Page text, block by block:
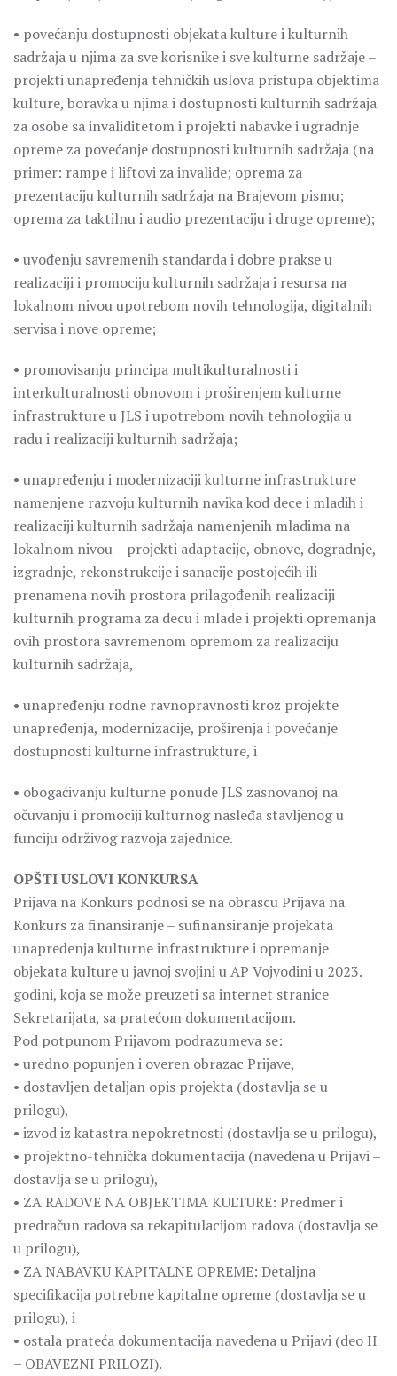
• povećanju dostupnosti objekata kulture i kulturnih
sadržaja u njima za sve korisnike i sve kulturne sadržaje –
projekti unapređenja tehničkih uslova pristupa objektima
kulture, boravka u njima i dostupnosti kulturnih sadržaja
za osobe sa invaliditetom i projekti nabavke i ugradnje
opreme za povećanje dostupnosti kulturnih sadržaja (na
primer: rampe i liftovi za invalide; oprema za
prezentaciju kulturnih sadržaja na Brajevom pismu;
oprema za taktilnu i audio prezentaciju i druge opreme);
• uvođenju savremenih standarda i dobre prakse u
realizaciji i promociju kulturnih sadržaja i resursa na
lokalnom nivou upotrebom novih tehnologija, digitalnih
servisa i nove opreme;
• promovisanju principa multikulturalnosti i
interkulturalnosti obnovom i proširenjem kulturne
infrastrukture u JLS i upotrebom novih tehnologija u
radu i realizaciji kulturnih sadržaja;
• unapređenju i modernizaciji kulturne infrastrukture
namenjene razvoju kulturnih navika kod dece i mladih i
realizaciji kulturnih sadržaja namenjenih mladima na
lokalnom nivou – projekti adaptacije, obnove, dogradnje,
izgradnje, rekonstrukcije i sanacije postojećih ili
prenamena novih prostora prilagođenih realizaciji
kulturnih programa za decu i mlade i projekti opremanja
ovih prostora savremenom opremom za realizaciju
kulturnih sadržaja,
• unapređenju rodne ravnopravnosti kroz projekte
unapređenja, modernizacije, proširenja i povećanje
dostupnosti kulturne infrastrukture, i
• obogaćivanju kulturne ponude JLS zasnovanoj na
očuvanju i promociji kulturnog nasleđa stavljenog u
funciju održivog razvoja zajednice.
OPŠTI USLOVI KONKURSA
Prijava na Konkurs podnosi se na obrascu Prijava na
Konkurs za finansiranje – sufinansiranje projekata
unapređenja kulturne infrastrukture i opremanje
objekata kulture u javnoj svojini u AP Vojvodini u 2023.
godini, koja se može preuzeti sa internet stranice
Sekretarijata, sa pratećom dokumentacijom.
Pod potpunom Prijavom podrazumeva se:
• uredno popunjen i overen obrazac Prijave,
• dostavljen detaljan opis projekta (dostavlja se u
prilogu),
• izvod iz katastra nepokretnosti (dostavlja se u prilogu),
• projektno-tehnička dokumentacija (navedena u Prijavi –
dostavlja se u prilogu),
• ZA RADOVE NA OBJEKTIMA KULTURE: Predmer i
predračun radova sa rekapitulacijom radova (dostavlja se
u prilogu),
• ZA NABAVKU KAPITALNE OPREME: Detaljna
specifikacija potrebne kapitalne opreme (dostavlja se u
prilogu), i
• ostala prateća dokumentacija navedena u Prijavi (deo II
– OBAVEZNI PRILOZI).